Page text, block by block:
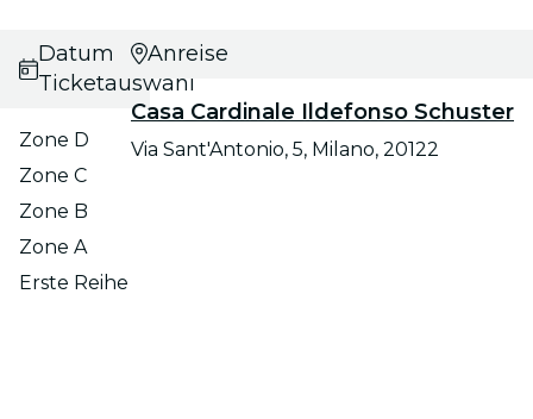
Datums- und
Ticketauswahl
Zone D
Zone C
Zone B
Zone A
Erste Reihe
Anreise
Casa Cardinale Ildefonso Schuster
Via Sant'Antonio, 5, Milano, 20122